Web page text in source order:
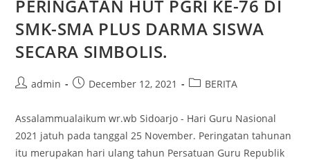
PERINGATAN HUT PGRI KE-76 DI
SMK-SMA PLUS DARMA SISWA
SECARA SIMBOLIS.
Postadmin
PostDecember 12, 2021
PostBERITA
Assalammualaikum wr.wb Sidoarjo - Hari Guru Nasional
2021 jatuh pada tanggal 25 November. Peringatan tahunan
itu merupakan hari ulang tahun Persatuan Guru Republik